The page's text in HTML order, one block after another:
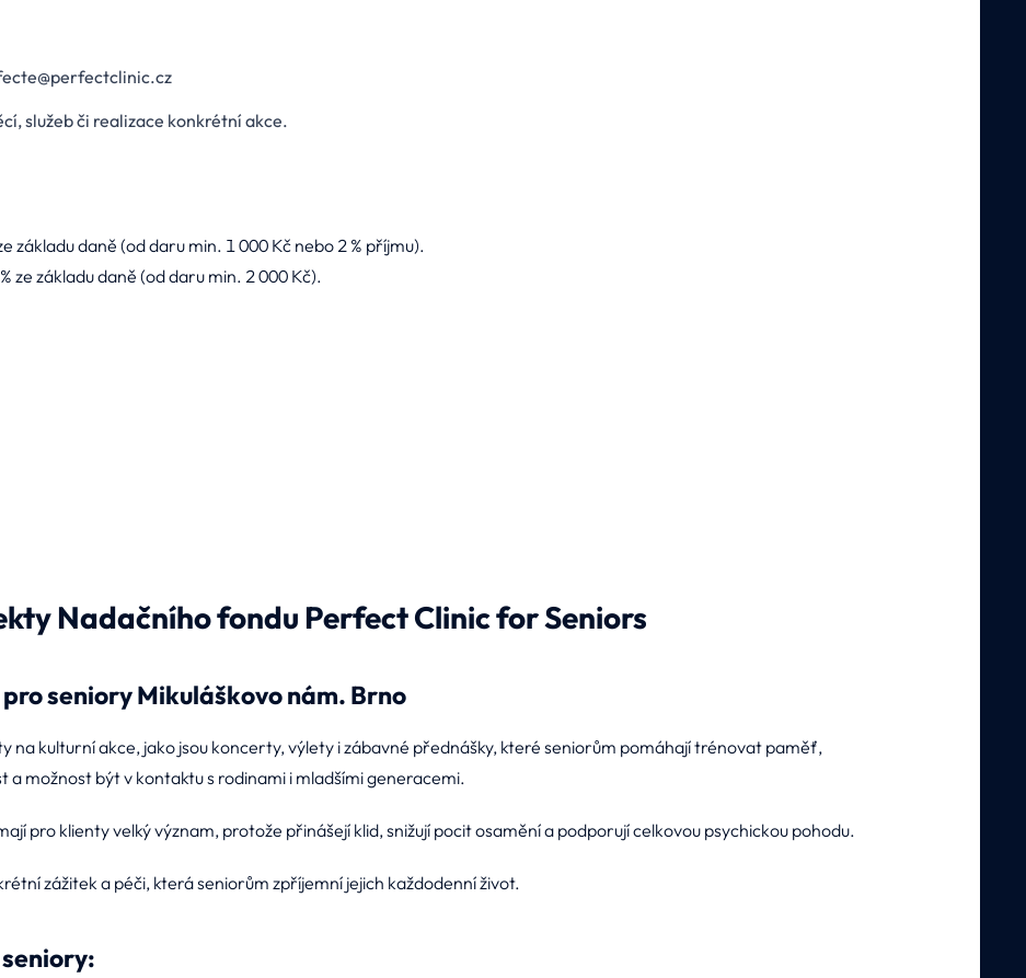
služeb či realizace konkrétní akce.
základu daně (od daru min. 1 000 Kč nebo 2 % příjmu).
ze základu daně (od daru min. 2 000 Kč).
Nadačního fondu Perfect Clinic for Seniors
seniory Mikuláškovo nám. Brno
na kulturní akce, jako jsou koncerty, výlety i zábavné přednášky, které seniorům pomáhají trénovat paměť,
a možnost být v kontaktu s rodinami i mladšími generacemi.
pro klienty velký význam, protože přinášejí klid, snižují pocit osamění a podporují celkovou psychickou pohodu.
zážitek a péči, která seniorům zpříjemní jejich každodenní život.